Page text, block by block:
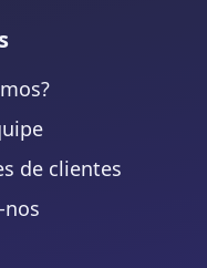
de clientes
nos